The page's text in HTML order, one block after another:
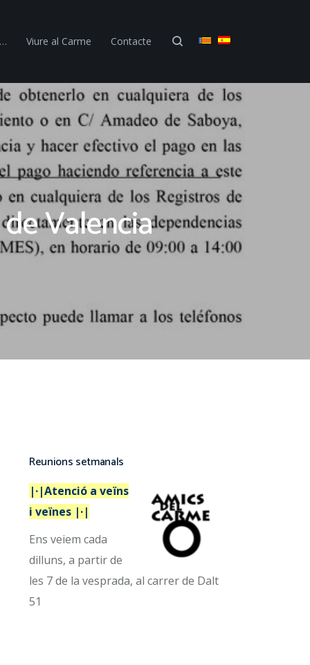
Viure al Carme Contacte
Valencia
Reunions setmanals
|·|Atenció a veïns
i veïnes |·|
Ens veiem cada
dilluns, a partir de
les 7 de la vesprada, al carrer de Dalt
51